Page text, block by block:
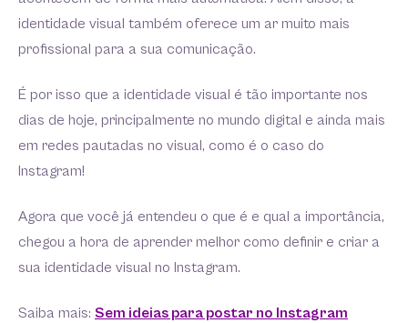
identidade visual também oferece um ar muito mais
profissional para a sua comunicação.
É por isso que a identidade visual é tão importante nos
dias de hoje, principalmente no mundo digital e ainda mais
em redes pautadas no visual, como é o caso do
Instagram!
Agora que você já entendeu o que é e qual a importância,
chegou a hora de aprender melhor como definir e criar a
sua identidade visual no Instagram.
Saiba mais: Sem ideias para postar no Instagram